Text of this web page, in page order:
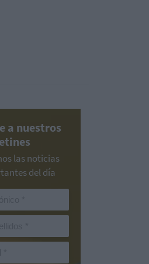
a nuestros
las noticias
del día